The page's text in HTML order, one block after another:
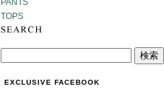
TOPS
EXCLUSIVE FACEBOOK